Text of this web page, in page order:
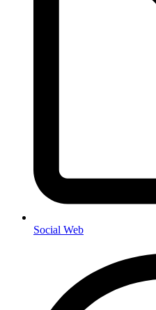
Social Web